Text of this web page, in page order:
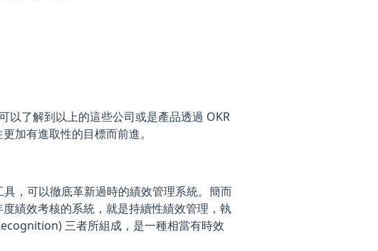
以了解到以上的這些公司或是產品透過 OKR
加有進取性的目標而前進。
，可以徹底革新過時的績效管理系統。簡而
績效考核的系統，就是持續性績效管理，執
三者所組成，是一種相當有時效